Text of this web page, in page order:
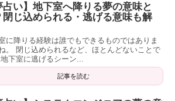
占い】地下室へ降りる夢の意味と
閉じ込められる・逃げる意味も解
に降りる経験は誰でもできるものではありま
。 閉じ込められるなど、ほとんどないことで
下室に逃げるシーン...
記事を読む